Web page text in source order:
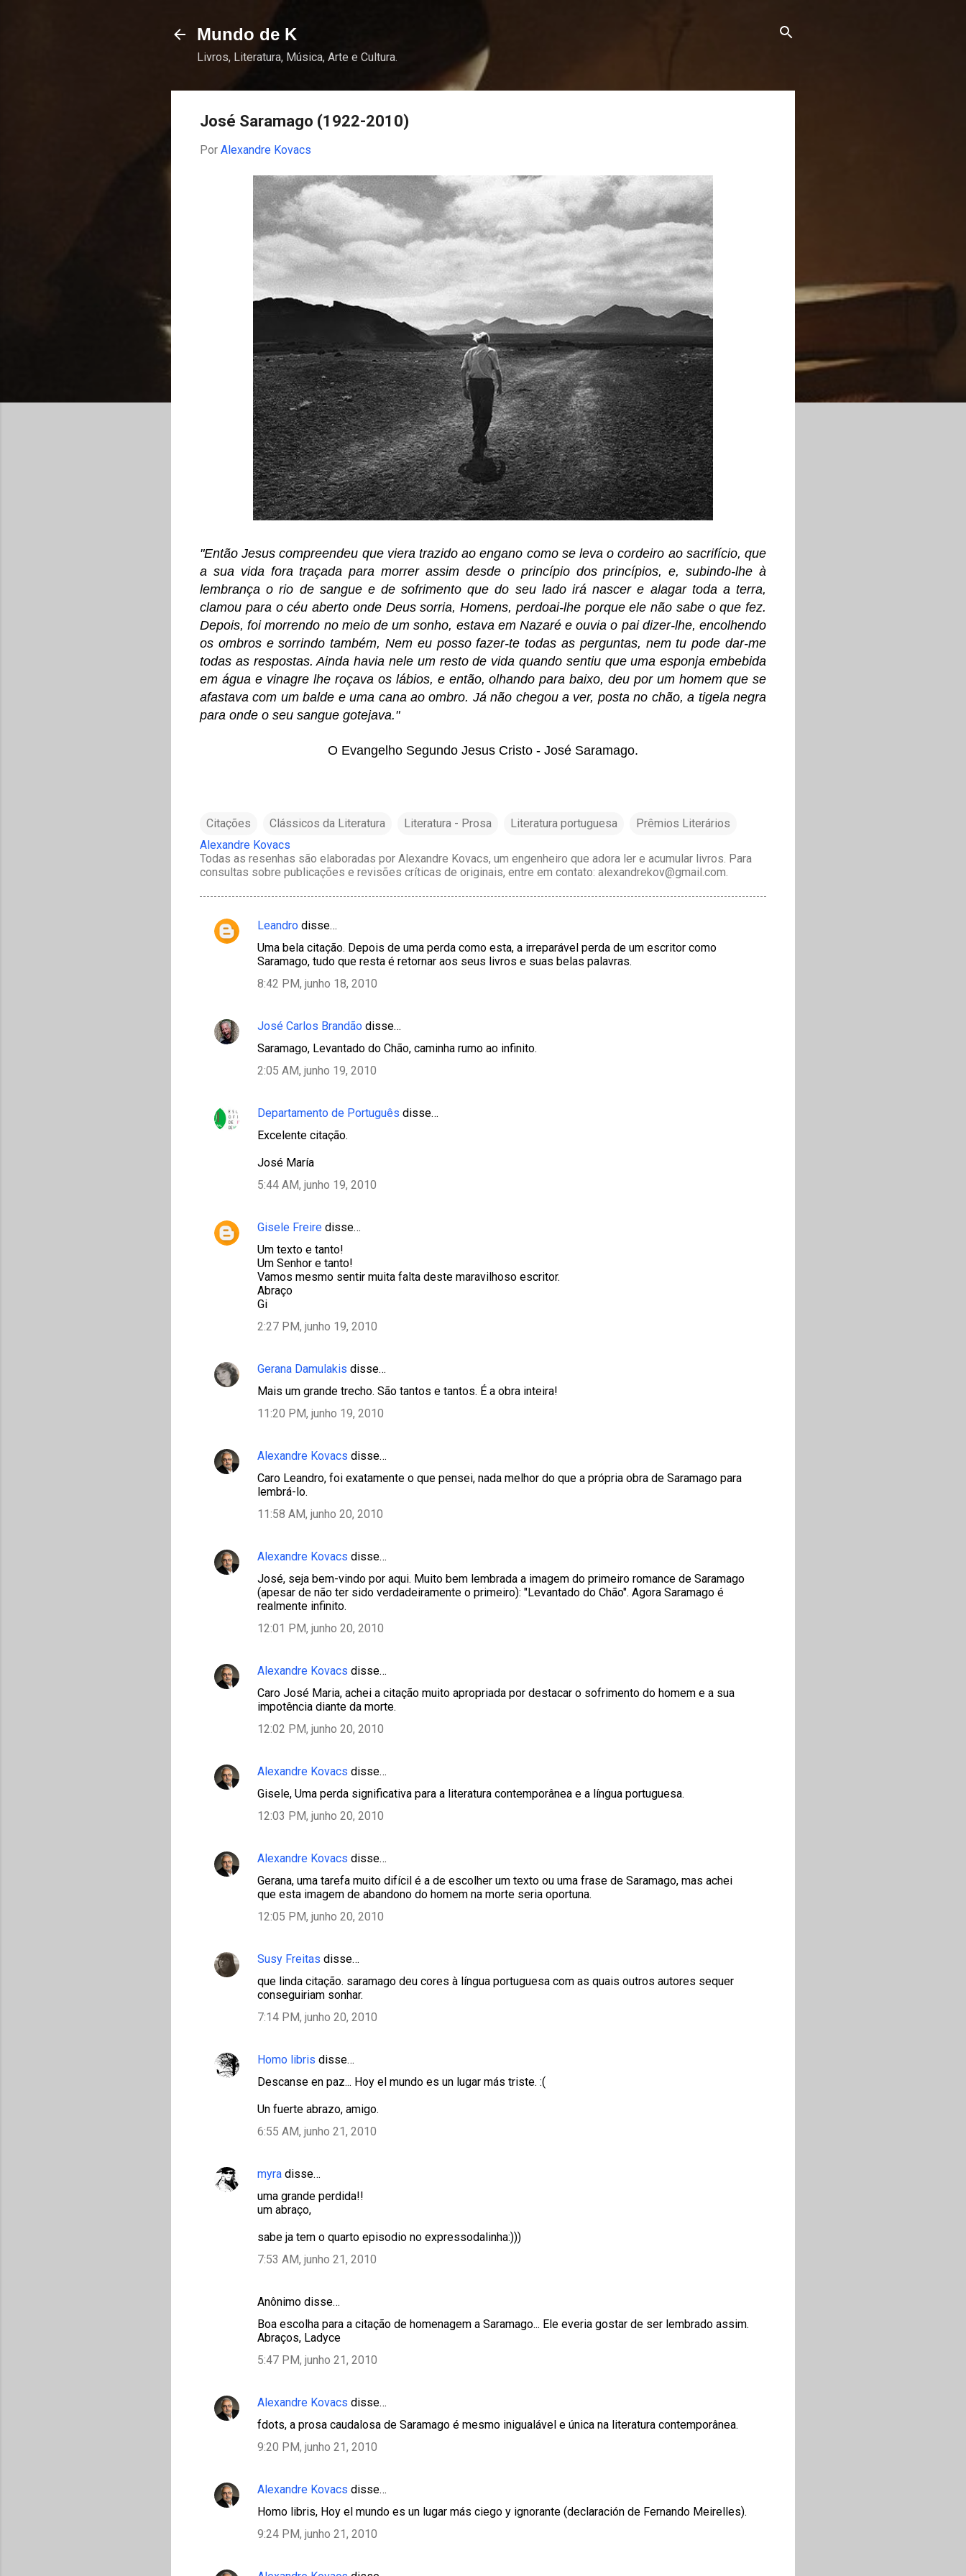
Mundo de K
Livros, Literatura, Música, Arte e Cultura.
José Saramago (1922-2010)
Por Alexandre Kovacs
"Então Jesus compreendeu que viera trazido ao engano como se leva o cordeiro ao sacrifício, que
a sua vida fora traçada para morrer assim desde o princípio dos princípios, e, subindo-lhe à
lembrança o rio de sangue e de sofrimento que do seu lado irá nascer e alagar toda a terra,
clamou para o céu aberto onde Deus sorria, Homens, perdoai-lhe porque ele não sabe o que fez.
Depois, foi morrendo no meio de um sonho, estava em Nazaré e ouvia o pai dizer-lhe, encolhendo
os ombros e sorrindo também, Nem eu posso fazer-te todas as perguntas, nem tu pode dar-me
todas as respostas. Ainda havia nele um resto de vida quando sentiu que uma esponja embebida
em água e vinagre lhe roçava os lábios, e então, olhando para baixo, deu por um homem que se
afastava com um balde e uma cana ao ombro. Já não chegou a ver, posta no chão, a tigela negra
para onde o seu sangue gotejava."
O Evangelho Segundo Jesus Cristo - José Saramago.
Citações Clássicos da Literatura Literatura - Prosa Literatura portuguesa
Prêmios Literários
Alexandre Kovacs
Todas as resenhas são elaboradas por Alexandre Kovacs, um engenheiro que adora ler e acumular livros. Para
consultas sobre publicações e revisões críticas de originais, entre em contato: alexandrekov@gmail.com.
C
t
o
s
Leandro disse…
Uma bela citação. Depois de uma perda como esta, a irreparável perda de um escritor como
Saramago, tudo que resta é retornar aos seus livros e suas belas palavras.
8:42 PM, junho 18, 2010
José Carlos Brandão disse…
Saramago, Levantado do Chão, caminha rumo ao infinito.
2:05 AM, junho 19, 2010
Departamento de Português disse…
Excelente citação.
José María
5:44 AM, junho 19, 2010
Gisele Freire disse…
Um texto e tanto!
Um Senhor e tanto!
Vamos mesmo sentir muita falta deste maravilhoso escritor.
Abraço
Gi
2:27 PM, junho 19, 2010
Gerana Damulakis disse…
Mais um grande trecho. São tantos e tantos. É a obra inteira!
11:20 PM, junho 19, 2010
Alexandre Kovacs disse…
Caro Leandro, foi exatamente o que pensei, nada melhor do que a própria obra de Saramago para
lembrá-lo.
11:58 AM, junho 20, 2010
Alexandre Kovacs disse…
José, seja bem-vindo por aqui. Muito bem lembrada a imagem do primeiro romance de Saramago
(apesar de não ter sido verdadeiramente o primeiro): "Levantado do Chão". Agora Saramago é
realmente infinito.
12:01 PM, junho 20, 2010
Alexandre Kovacs disse…
Caro José Maria, achei a citação muito apropriada por destacar o sofrimento do homem e a sua
impotência diante da morte.
12:02 PM, junho 20, 2010
Alexandre Kovacs disse…
Gisele, Uma perda significativa para a literatura contemporânea e a língua portuguesa.
12:03 PM, junho 20, 2010
Alexandre Kovacs disse…
Gerana, uma tarefa muito difícil é a de escolher um texto ou uma frase de Saramago, mas achei
que esta imagem de abandono do homem na morte seria oportuna.
12:05 PM, junho 20, 2010
Susy Freitas disse…
que linda citação. saramago deu cores à língua portuguesa com as quais outros autores sequer
conseguiriam sonhar.
7:14 PM, junho 20, 2010
Homo libris disse…
Descanse en paz... Hoy el mundo es un lugar más triste. :(
Un fuerte abrazo, amigo.
6:55 AM, junho 21, 2010
myra disse…
uma grande perdida!!
um abraço,
sabe ja tem o quarto episodio no expressodalinha:)))
7:53 AM, junho 21, 2010
Anônimo disse…
Boa escolha para a citação de homenagem a Saramago... Ele everia gostar de ser lembrado assim.
Abraços, Ladyce
5:47 PM, junho 21, 2010
Alexandre Kovacs disse…
fdots, a prosa caudalosa de Saramago é mesmo inigualável e única na literatura contemporânea.
9:20 PM, junho 21, 2010
Alexandre Kovacs disse…
Homo libris, Hoy el mundo es un lugar más ciego y ignorante (declaración de Fernando Meirelles).
9:24 PM, junho 21, 2010